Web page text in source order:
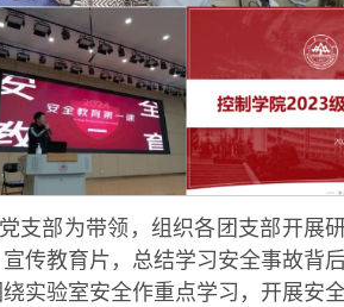
支部为带领，组织各团支部开展
传教育片，总结学习安全事故背
实验室安全作重点学习，开展安